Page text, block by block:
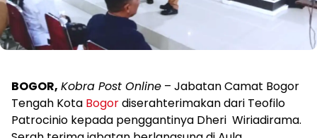
BOGOR, Kobra Post Online – Jabatan Camat Bogor
Tengah Kota Bogordiserahterimakan dari Teofilo
Patrocinio kepada penggantinya Dheri Wiriadirama.